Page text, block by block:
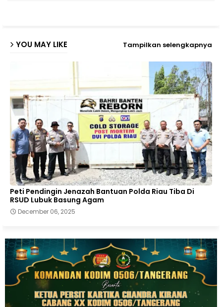
YOU MAY LIKE Tampilkan selengkapnya
Peti Pendingin Jenazah Bantuan Polda Riau Tiba Di
RSUD Lubuk Basung Agam
December 06, 2025